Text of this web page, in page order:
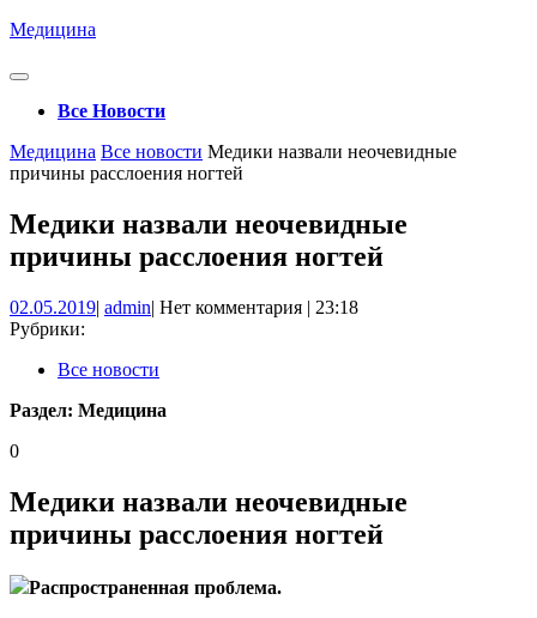
Перейти
содержимому
Медицина
Кнопка
ОткрытьВсе Новости
Кнопка
Закрыть
Медицина Все новости Медики назвали неочевидные
причины расслоения ногтей
Медики назвали неочевидные
причины расслоения ногтей
02.05.201902.05.2019
| adminadmin
| Нет комментария | 23:18
Рубрики:
Все новости
Раздел: Медицина
0
Медики назвали неочевидные
причины расслоения ногтей
Распространенная проблема.